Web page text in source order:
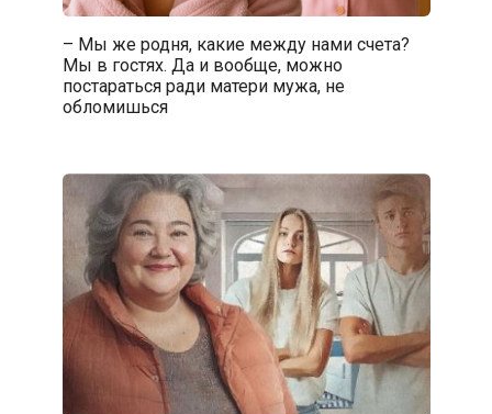
– Мы же родня, какие между нами счета?
Мы в гостях. Да и вообще, можно
постараться ради матери мужа, не
обломишься